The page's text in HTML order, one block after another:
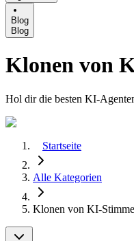
Blog
Blog
Klonen von
Hol dir die besten KI-
Startseite
Alle Kategorien
Klonen von KI-